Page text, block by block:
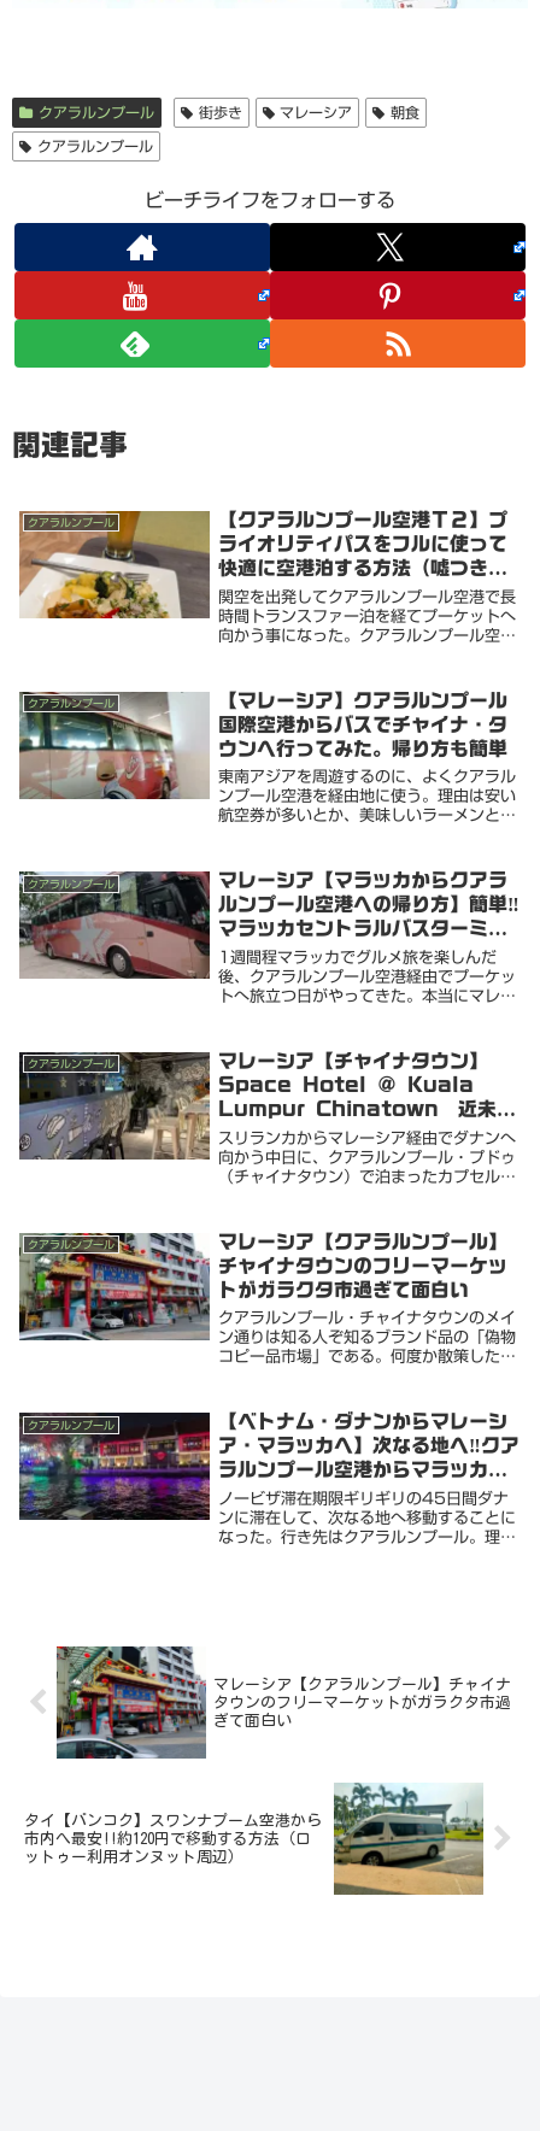
クアラルンプール 街歩き マレーシア 朝食
クアラルンプール
ビーチライフをフォローする
関連記事
クアラルンプール
【クアラルンプール空港Ｔ２】プ
ライオリティパスをフルに使って
快適に空港泊する方法（嘘つきAI
に注意）
関空を出発してクアラルンプール空港で長
時間トランスファー泊を経てプーケットへ
向かう事になった。クアラルンプール空港
ラウンジなどを使って効率よく一晩を過ご
せないものか...
クアラルンプール
【マレーシア】クアラルンプール
国際空港からバスでチャイナ・タ
ウンへ行ってみた。帰り方も簡単
東南アジアを周遊するのに、よくクアラル
ンプール空港を経由地に使う。理由は安い
航空券が多いとか、美味しいラーメンとカ
様々。まぁ飯が1番かな？いつもはとりあ
えず、セント...
クアラルンプール
マレーシア【マラッカからクアラ
ルンプール空港への帰り方】簡単‼️
マラッカセントラルバスターミナ
ルから長距離バスでKLIAへ移動
1週間程マラッカでグルメ旅を楽しんだ
後、クアラルンプール空港経由でプーケッ
トへ旅立つ日がやってきた。本当にマレー
と思う（航空券の値段次第だけど）来ると
きはローカルバ...
クアラルンプール
マレーシア【チャイナタウン】
Space Hotel @ Kuala
Lumpur Chinatown 近未来
型カプセルホテルが快適
スリランカからマレーシア経由でダナンへ
向かう中日に、クアラルンプール・プドゥ
（チャイナタウン）で泊まったカプセルホ
多かったのでやっと当りを引いたおすすめ
の安宿チャイ...
クアラルンプール
マレーシア【クアラルンプール】
チャイナタウンのフリーマーケッ
トがガラクタ市過ぎて面白い
クアラルンプール・チャイナタウンのメイ
ン通りは知る人ぞ知るブランド品の「偽物
コピー品市場」である。何度か散策した
随一かも。堂々としすぎて、よく取り締ま
りを受けないな...
クアラルンプール
【ベトナム・ダナンからマレーシ
ア・マラッカへ】次なる地へ‼️クア
ラルンプール空港からマラッカへ
バスで移動‼️マラッカセントラルか
らローカルバスで市内へ
ノービザ滞在期限ギリギリの45日間ダナ
ンに滞在して、次なる地へ移動することに
なった。行き先はクアラルンプール。理由
マレーシア【クアラルンプール】チャイナ
タウンのフリーマーケットがガラクタ市過
ぎて面白い
タイ【バンコク】スワンナプーム空港から
市内へ最安!!約120円で移動する方法（ロ
ットゥー利用オンヌット周辺）